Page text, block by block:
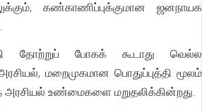
கண்காணிப்புக்குமான ஜனநாயக
தோற்றுப் போகக் கூடாது வெல்ல
மறைமுகமான பொதுப்புத்தி மூலம்
அரசியல் உண்மைகளை மறுதலிக்கின்றது.